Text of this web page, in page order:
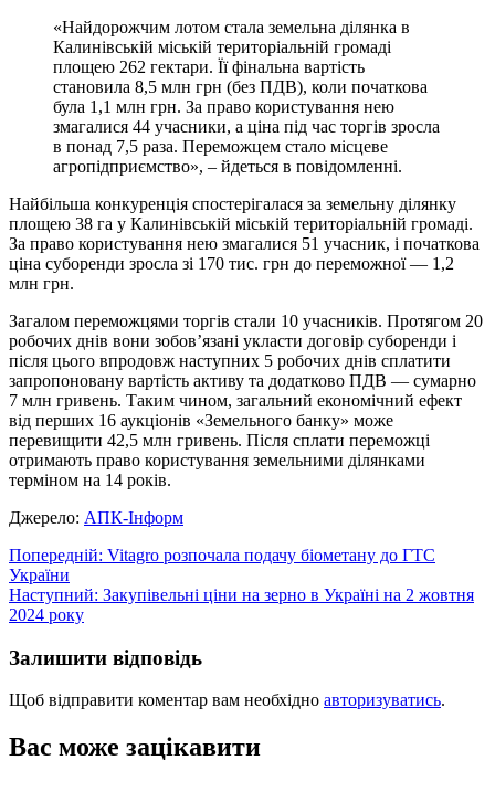
«Найдорожчим лотом стала земельна ділянка в
Калинівській міській територіальній громаді
площею 262 гектари. Її фінальна вартість
становила 8,5 млн грн (без ПДВ), коли початкова
була 1,1 млн грн. За право користування нею
змагалися 44 учасники, а ціна під час торгів зросла
в понад 7,5 раза. Переможцем стало місцеве
агропідприємство», – йдеться в повідомленні.
Найбільша конкуренція спостерігалася за земельну ділянку
площею 38 га у Калинівській міській територіальній громаді.
За право користування нею змагалися 51 учасник, і початкова
ціна суборенди зросла зі 170 тис. грн до переможної — 1,2
млн грн.
Загалом переможцями торгів стали 10 учасників. Протягом 20
робочих днів вони зобов’язані укласти договір суборенди і
після цього впродовж наступних 5 робочих днів сплатити
запропоновану вартість активу та додатково ПДВ — сумарно
7 млн гривень. Таким чином, загальний економічний ефект
від перших 16 аукціонів «Земельного банку» може
перевищити 42,5 млн гривень. Після сплати переможці
отримають право користування земельними ділянками
терміном на 14 років.
Джерело: АПК-Інформ
Навігація
записів
Попередній: Vitagro розпочала подачу біометану до ГТС
України
Наступний: Закупівельні ціни на зерно в Україні на 2 жовтня
2024 року
Залишити відповідь
Щоб відправити коментар вам необхідно авторизуватись.
Вас може зацікавити